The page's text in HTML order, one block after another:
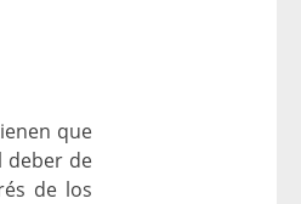
que
deber de
de los